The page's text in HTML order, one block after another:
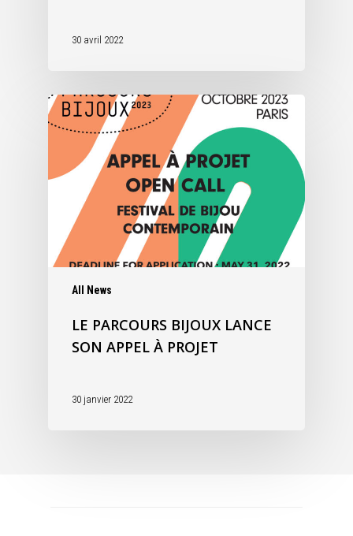
30 avril 2022
All News
LE PARCOURS BIJOUX LANCE
SON APPEL À PROJET
30 janvier 2022